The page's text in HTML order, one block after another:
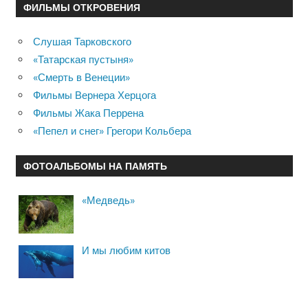
ФИЛЬМЫ ОТКРОВЕНИЯ
Слушая Тарковского
«Татарская пустыня»
«Смерть в Венеции»
Фильмы Вернера Херцога
Фильмы Жака Перрена
«Пепел и снег» Грегори Кольбера
ФОТОАЛЬБОМЫ НА ПАМЯТЬ
«Медведь»
И мы любим китов